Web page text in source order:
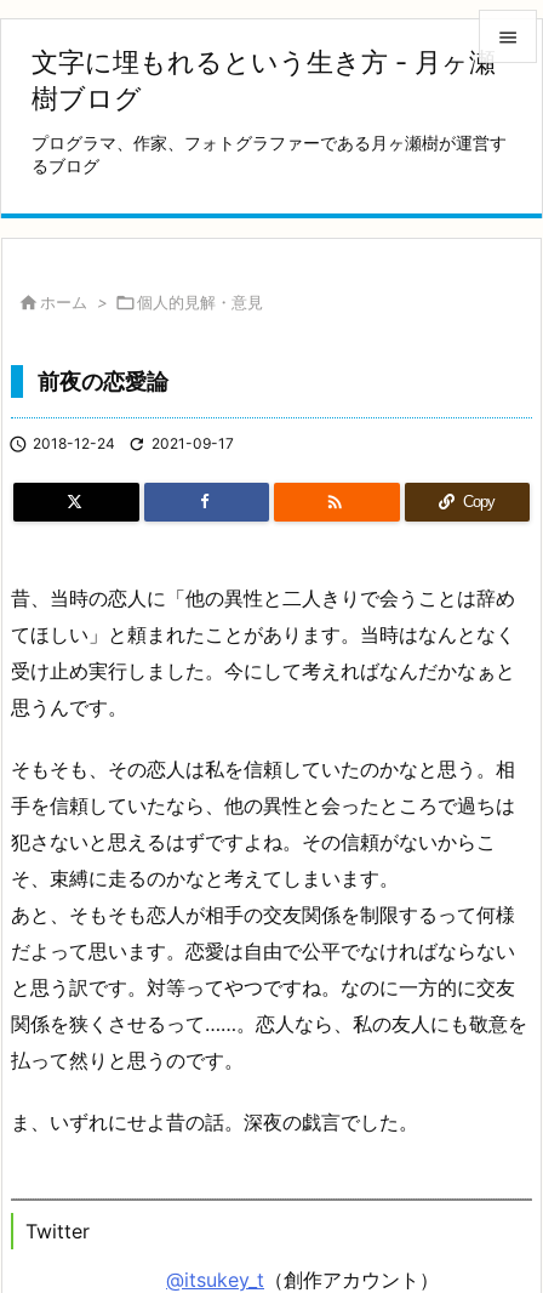
文字に埋もれるという生き方 - 月ヶ瀬
樹ブログ
プログラマ、作家、フォトグラファーである月ヶ瀬樹が運営す
るブログ



前へ
 ホーム > 個人的見解・意見
前夜の恋愛論
 2018-12-24  2021-09-17
 Copy
昔、当時の恋人に「他の異性と二人きりで会うことは辞め
てほしい」と頼まれたことがあります。当時はなんとなく
受け止め実行しました。今にして考えればなんだかなぁと
思うんです。
そもそも、その恋人は私を信頼していたのかなと思う。相
手を信頼していたなら、他の異性と会ったところで過ちは
犯さないと思えるはずですよね。その信頼がないからこ
そ、束縛に走るのかなと考えてしまいます。
あと、そもそも恋人が相手の交友関係を制限するって何様
だよって思います。恋愛は自由で公平でなければならない
と思う訳です。対等ってやつですね。なのに一方的に交友
関係を狭くさせるって……。恋人なら、私の友人にも敬意を
払って然りと思うのです。
ま、いずれにせよ昔の話。深夜の戯言でした。
Twitter
@itsukey_t （創作アカウント）